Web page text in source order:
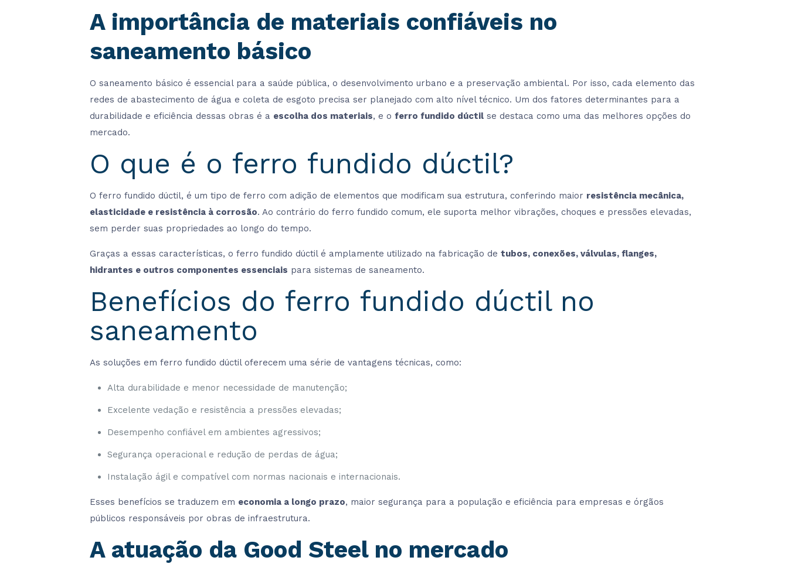
A importância de materiais confiáveis no
saneamento básico
O saneamento básico é essencial para a saúde pública, o desenvolvimento urbano e a preservação ambiental. Por isso, cada elemento das
redes de abastecimento de água e coleta de esgoto precisa ser planejado com alto nível técnico. Um dos fatores determinantes para a
durabilidade e eficiência dessas obras é a escolha dos materiais, e o ferro fundido dúctilse destaca como uma das melhores opções do
mercado.
O que é o ferro fundido dúctil?
O ferro fundido dúctil, é um tipo de ferro com adição de elementos que modificam sua estrutura, conferindo maior resistência mecânica,
elasticidade e resistência à corrosão. Ao contrário do ferro fundido comum, ele suporta melhor vibrações, choques e pressões elevadas,
sem perder suas propriedades ao longo do tempo.
Graças a essas características, o ferro fundido dúctil é amplamente utilizado na fabricação de tubos, conexões, válvulas, flanges,
hidrantes e outros componentes essenciais para sistemas de saneamento.
Benefícios do ferro fundido dúctil no
saneamento
As soluções em ferro fundido dúctil oferecem uma série de vantagens técnicas, como:
Alta durabilidade e menor necessidade de manutenção;
Excelente vedação e resistência a pressões elevadas;
Desempenho confiável em ambientes agressivos;
Segurança operacional e redução de perdas de água;
Instalação ágil e compatível com normas nacionais e internacionais.
Esses benefícios se traduzem em economia a longo prazo, maior segurança para a população e eficiência para empresas e órgãos
públicos responsáveis por obras de infraestrutura.
A atuação da Good Steel no mercado